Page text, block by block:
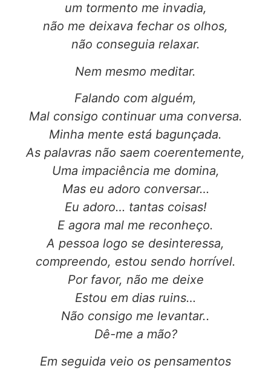
um tormento me invadia,
não me deixava fechar os olhos,
não conseguia relaxar.
Nem mesmo meditar.
Falando com alguém,
Mal consigo continuar uma conversa.
Minha mente está bagunçada.
As palavras não saem coerentemente,
Uma impaciência me domina,
Mas eu adoro conversar…
Eu adoro… tantas coisas!
E agora mal me reconheço.
A pessoa logo se desinteressa,
compreendo, estou sendo horrível.
Por favor, não me deixe
Estou em dias ruins…
Não consigo me levantar..
Dê-me a mão?
Em seguida veio os pensamentos